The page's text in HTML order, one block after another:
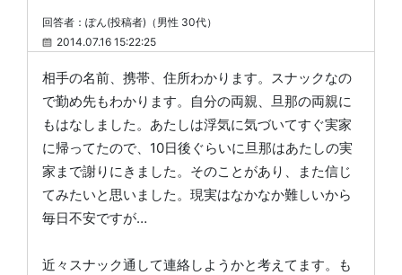
回答者：ぽん(投稿者)（男性 30代）
2014.07.16 15:22:25
相手の名前、携帯、住所わかります。スナックなの
で勤め先もわかります。自分の両親、旦那の両親に
もはなしました。あたしは浮気に気づいてすぐ実家
に帰ってたので、10日後ぐらいに旦那はあたしの実
家まで謝りにきました。そのことがあり、また信じ
てみたいと思いました。現実はなかなか難しいから
毎日不安ですが…
近々スナック通して連絡しようかと考えてます。も